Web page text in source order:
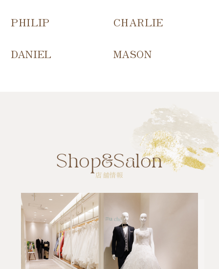
PHILIP CHARLIE
DANIEL MASON
Shop&Salon
店舗情報